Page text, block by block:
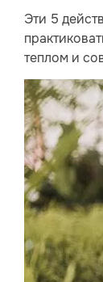
Эти 5
теплом и